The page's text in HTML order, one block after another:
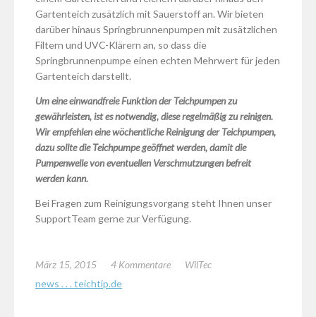
Gartenteich zusätzlich mit Sauerstoff an. Wir bieten
darüber hinaus Springbrunnenpumpen mit zusätzlichen
Filtern und UVC-Klärern an, so dass die
Springbrunnenpumpe einen echten Mehrwert für jeden
Gartenteich darstellt.
Um eine einwandfreie Funktion der Teichpumpen zu
gewährleisten, ist es notwendig, diese regelmäßig zu reinigen.
Wir empfehlen eine wöchentliche Reinigung der Teichpumpen,
dazu sollte die Teichpumpe geöffnet werden, damit die
Pumpenwelle von eventuellen Verschmutzungen befreit
werden kann.
Bei Fragen zum Reinigungsvorgang steht Ihnen unser
SupportTeam gerne zur Verfügung.
März 15, 2015 4 Kommentare
WilTec
news . . . teichtip.de